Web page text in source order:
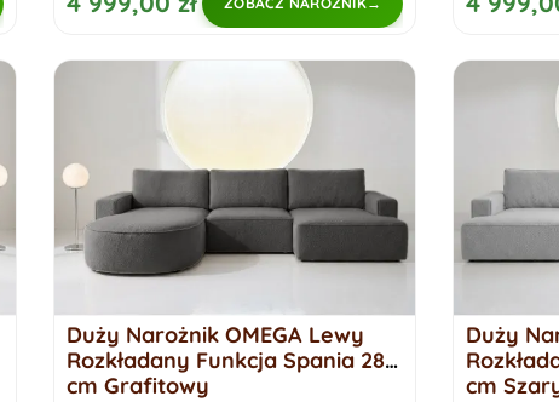
Duży Narożnik OMEGA Lewy
Rozkładany Funkcja Spania 284
cm Grafitowy
Duży
cm